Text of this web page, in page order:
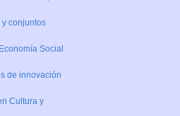
conjuntos
Social
de innovación
Cultura y